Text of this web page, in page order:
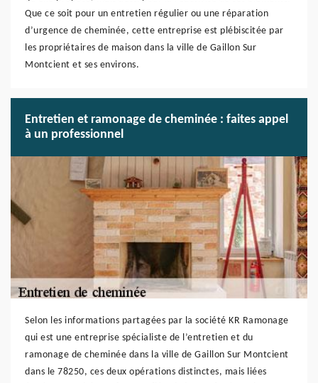
Que ce soit pour un entretien régulier ou une réparation
d’urgence de cheminée, cette entreprise est plébiscitée par
les propriétaires de maison dans la ville de Gaillon Sur
Montcient et ses environs.
Entretien et ramonage de cheminée : faites appel
à un professionnel
Selon les informations partagées par la société KR Ramonage
qui est une entreprise spécialiste de l’entretien et du
ramonage de cheminée dans la ville de Gaillon Sur Montcient
dans le 78250, ces deux opérations distinctes, mais liées